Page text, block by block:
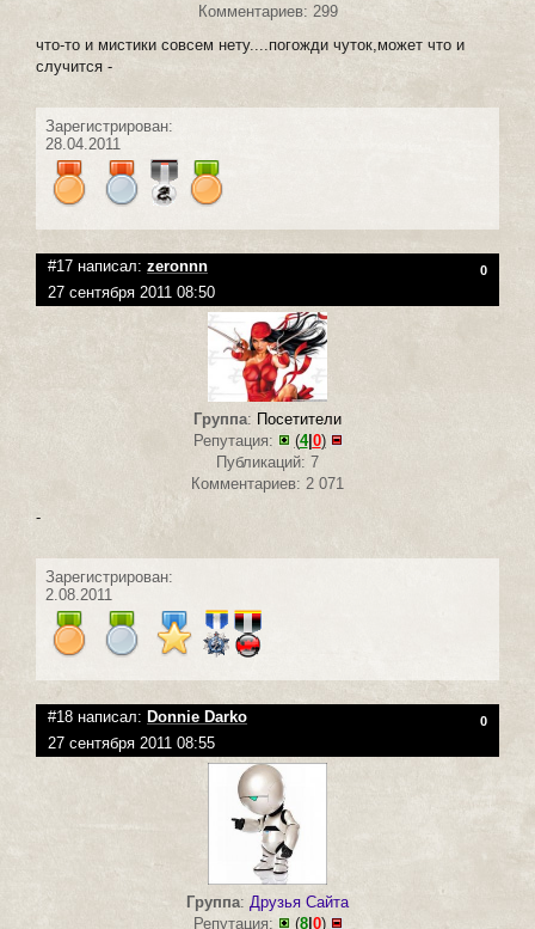
Комментариев: 299
что-то и мистики совсем нету....погожди чуток,может что и
случится -
Зарегистрирован:
28.04.2011
#17 написал: zeronnn 0
27 сентября 2011 08:50
Группа: Посетители
Репутация:
(4|0)
Публикаций: 7
Комментариев: 2 071
-
Зарегистрирован:
2.08.2011
#18 написал: Donnie Darko 0
27 сентября 2011 08:55
Группа: Друзья Сайта
Репутация:
(8| 0)